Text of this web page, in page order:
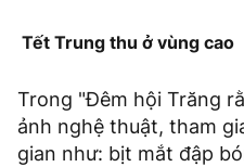
Tết Trung thu ở vùng cao
Trong "Đêm hội Trăng
ảnh nghệ thuật, tham
gian như: bịt mắt đập